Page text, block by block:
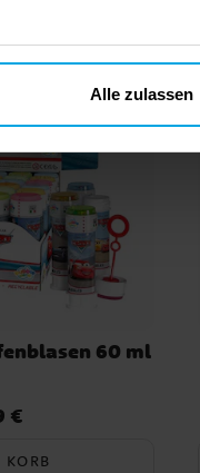
Alle zulassen
60 ml
€
€